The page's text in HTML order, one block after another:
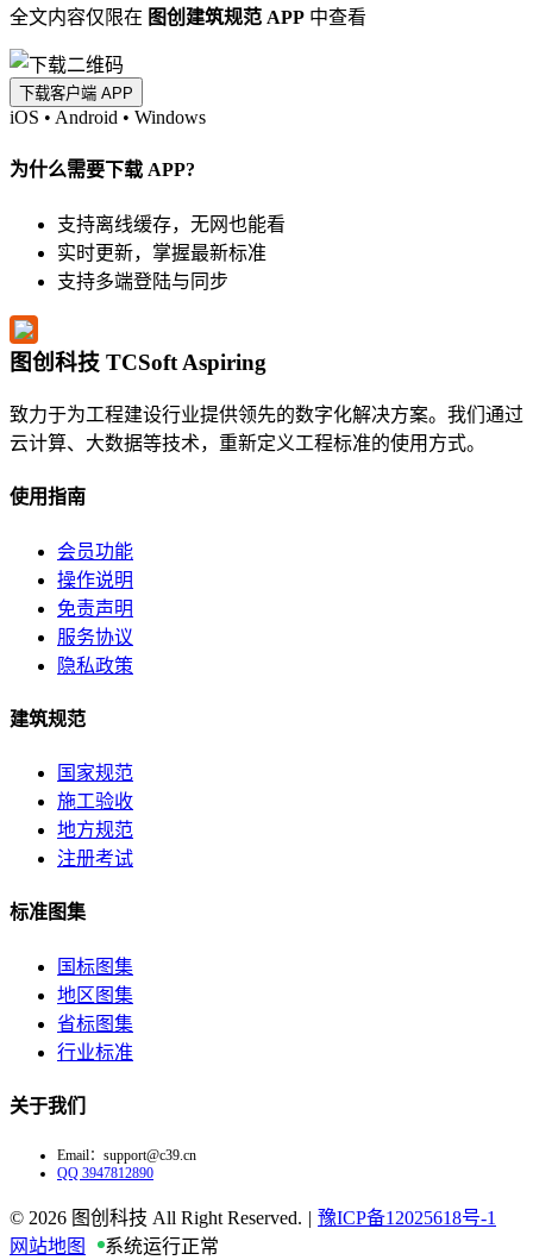
全文内容仅限在 图创建筑规范 APP 中查看
下载客户端 APP
iOS • Android • Windows
为什么需要下载 APP?
支持离线缓存，无网也能看
实时更新，掌握最新标准
支持多端登陆与同步
图创科技 TCSoft Aspiring
致力于为工程建设行业提供领先的数字化解决方案。我们通过
云计算、大数据等技术，重新定义工程标准的使用方式。
使用指南
会员功能
操作说明
免责声明
服务协议
隐私政策
建筑规范
国家规范
施工验收
地方规范
注册考试
标准图集
国标图集
地区图集
省标图集
行业标准
关于我们
Email：support@c39.cn
QQ 3947812890
© 2026 图创科技 All Right Reserved. | 豫ICP备12025618号-1
网站地图
系统运行正常